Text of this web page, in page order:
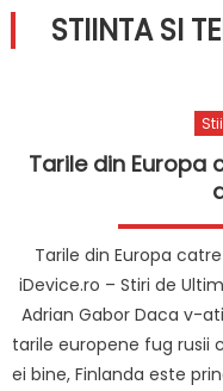
STIINTA SI
Tarile din Europa
Tarile din Europa
iDevice.ro – Stiri de
Adrian Gabor Daca v-
tarile europene fug rusii
ei bine, Finlanda este